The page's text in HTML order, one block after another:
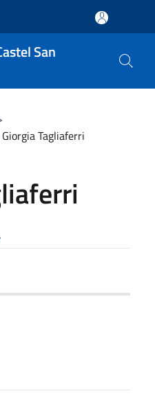
San
Giorgia Tagliaferri